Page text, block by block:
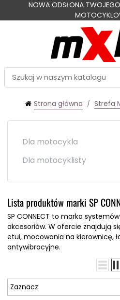
NOWA ODSŁONA TWOJEGO
Strona główna Strefa
Dla motocykla
Dla motocyklisty
Lista produktów marki SP
SP CONNECT to marka
akcesoriów. W ofercie znajdują
etui, mocowania na kierownicę,
antywibracyjne.
Zaznacz